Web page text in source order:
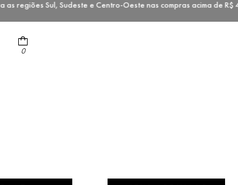
Sul, Sudeste e Centro-Oeste nas compras
0